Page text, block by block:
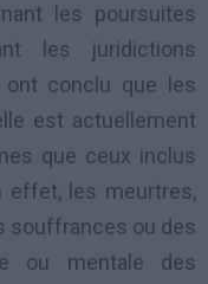
les poursuites
les juridictions
conclu que les
est actuellement
que ceux inclus
effet, les meurtres,
souffrances ou des
ou mentale des